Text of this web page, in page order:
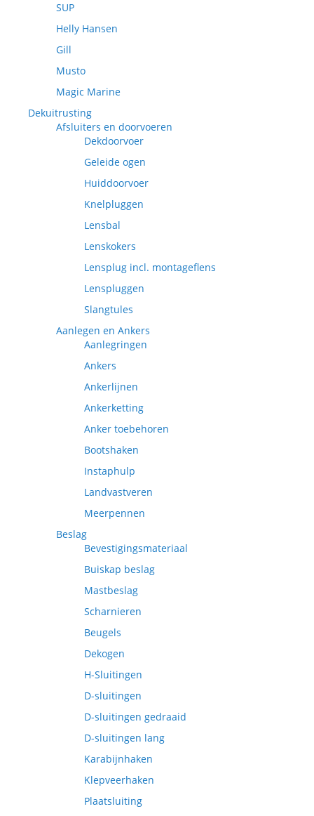
SUP
Helly Hansen
Gill
Musto
Magic Marine
Dekuitrusting
Afsluiters en doorvoeren
Dekdoorvoer
Geleide ogen
Huiddoorvoer
Knelpluggen
Lensbal
Lenskokers
Lensplug incl. montageflens
Lenspluggen
Slangtules
Aanlegen en Ankers
Aanlegringen
Ankers
Ankerlijnen
Ankerketting
Anker toebehoren
Bootshaken
Instaphulp
Landvastveren
Meerpennen
Beslag
Bevestigingsmateriaal
Buiskap beslag
Mastbeslag
Scharnieren
Beugels
Dekogen
H-Sluitingen
D-sluitingen
D-sluitingen gedraaid
D-sluitingen lang
Karabijnhaken
Klepveerhaken
Plaatsluiting